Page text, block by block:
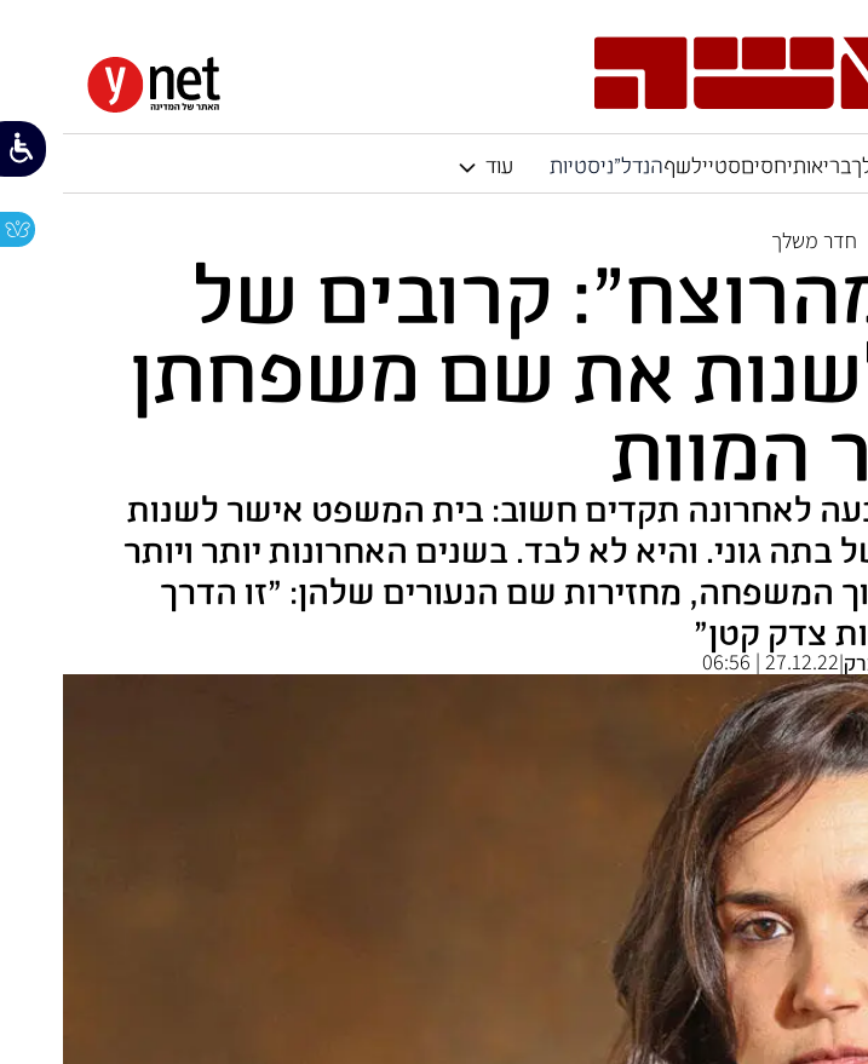
בריאותיחסיםסטיילשףהנדל"ניסטיות עוד
חדר משלך קרובים של
את שם משפחתן
המוות
לאחרונה תקדים חשוב: בית המשפט אישר לשנות
גוני. והיא לא לבד. בשנים האחרונות יותר ויותר
המשפחה, מחזירות שם הנעורים שלהן: "זו הדרך
צדק קטן"
|
27.12.22 | 06:56